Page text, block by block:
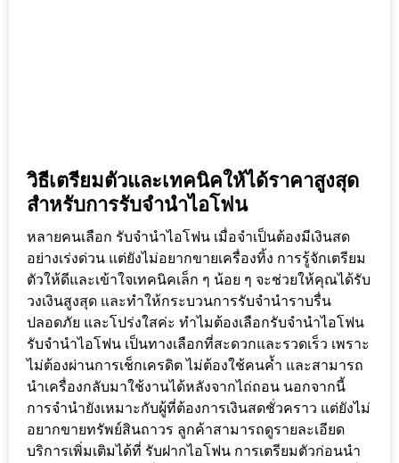
วิธีเตรียมตัวและเทคนิคให้ได้ราคาสูงสุด
สำหรับการรับจำนำไอโฟน
หลายคนเลือก รับจำนำไอโฟน เมื่อจำเป็นต้องมีเงินสด
อย่างเร่งด่วน แต่ยังไม่อยากขายเครื่องทิ้ง การรู้จักเตรียม
ตัวให้ดีและเข้าใจเทคนิคเล็ก ๆ น้อย ๆ จะช่วยให้คุณได้รับ
วงเงินสูงสุด และทำให้กระบวนการรับจำนำราบรื่น
ปลอดภัย และโปร่งใสค่ะ ทำไมต้องเลือกรับจำนำไอโฟน
รับจำนำไอโฟน เป็นทางเลือกที่สะดวกและรวดเร็ว เพราะ
ไม่ต้องผ่านการเช็กเครดิต ไม่ต้องใช้คนค้ำ และสามารถ
นำเครื่องกลับมาใช้งานได้หลังจากไถ่ถอน นอกจากนี้
การจำนำยังเหมาะกับผู้ที่ต้องการเงินสดชั่วคราว แต่ยังไม่
อยากขายทรัพย์สินถาวร ลูกค้าสามารถดูรายละเอียด
บริการเพิ่มเติมได้ที่ รับฝากไอโฟน การเตรียมตัวก่อนนำ